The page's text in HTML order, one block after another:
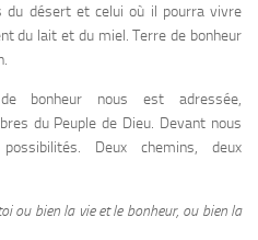
désert et celui où il pourra vivre
du lait et du miel. Terre de bonheur
bonheur nous est adressée,
du Peuple de Dieu. Devant nous
Deux chemins, deux
ou bien la vie et le bonheur, ou bien la